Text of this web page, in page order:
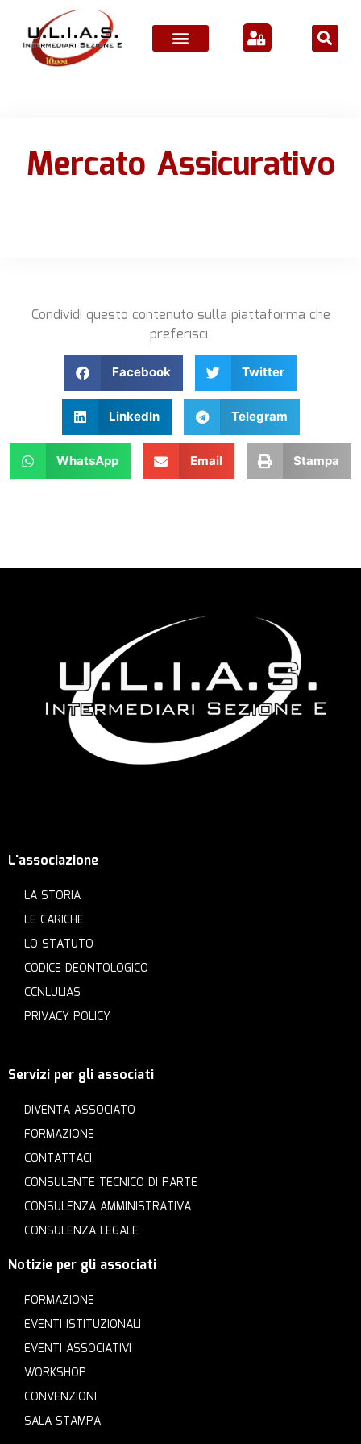
Mercato Assicurativo
Condividi questo contenuto sulla piattaforma che
preferisci.
Facebook Twitter
LinkedIn Telegram
WhatsApp Email Stampa
L'associazione
LA STORIA
LE CARICHE
LO STATUTO
CODICE DEONTOLOGICO
CCNLULIAS
PRIVACY POLICY
Servizi per gli associati
DIVENTA ASSOCIATO
FORMAZIONE
CONTATTACI
CONSULENTE TECNICO DI PARTE
CONSULENZA AMMINISTRATIVA
CONSULENZA LEGALE
Notizie per gli associati
FORMAZIONE
EVENTI ISTITUZIONALI
EVENTI ASSOCIATIVI
WORKSHOP
CONVENZIONI
SALA STAMPA